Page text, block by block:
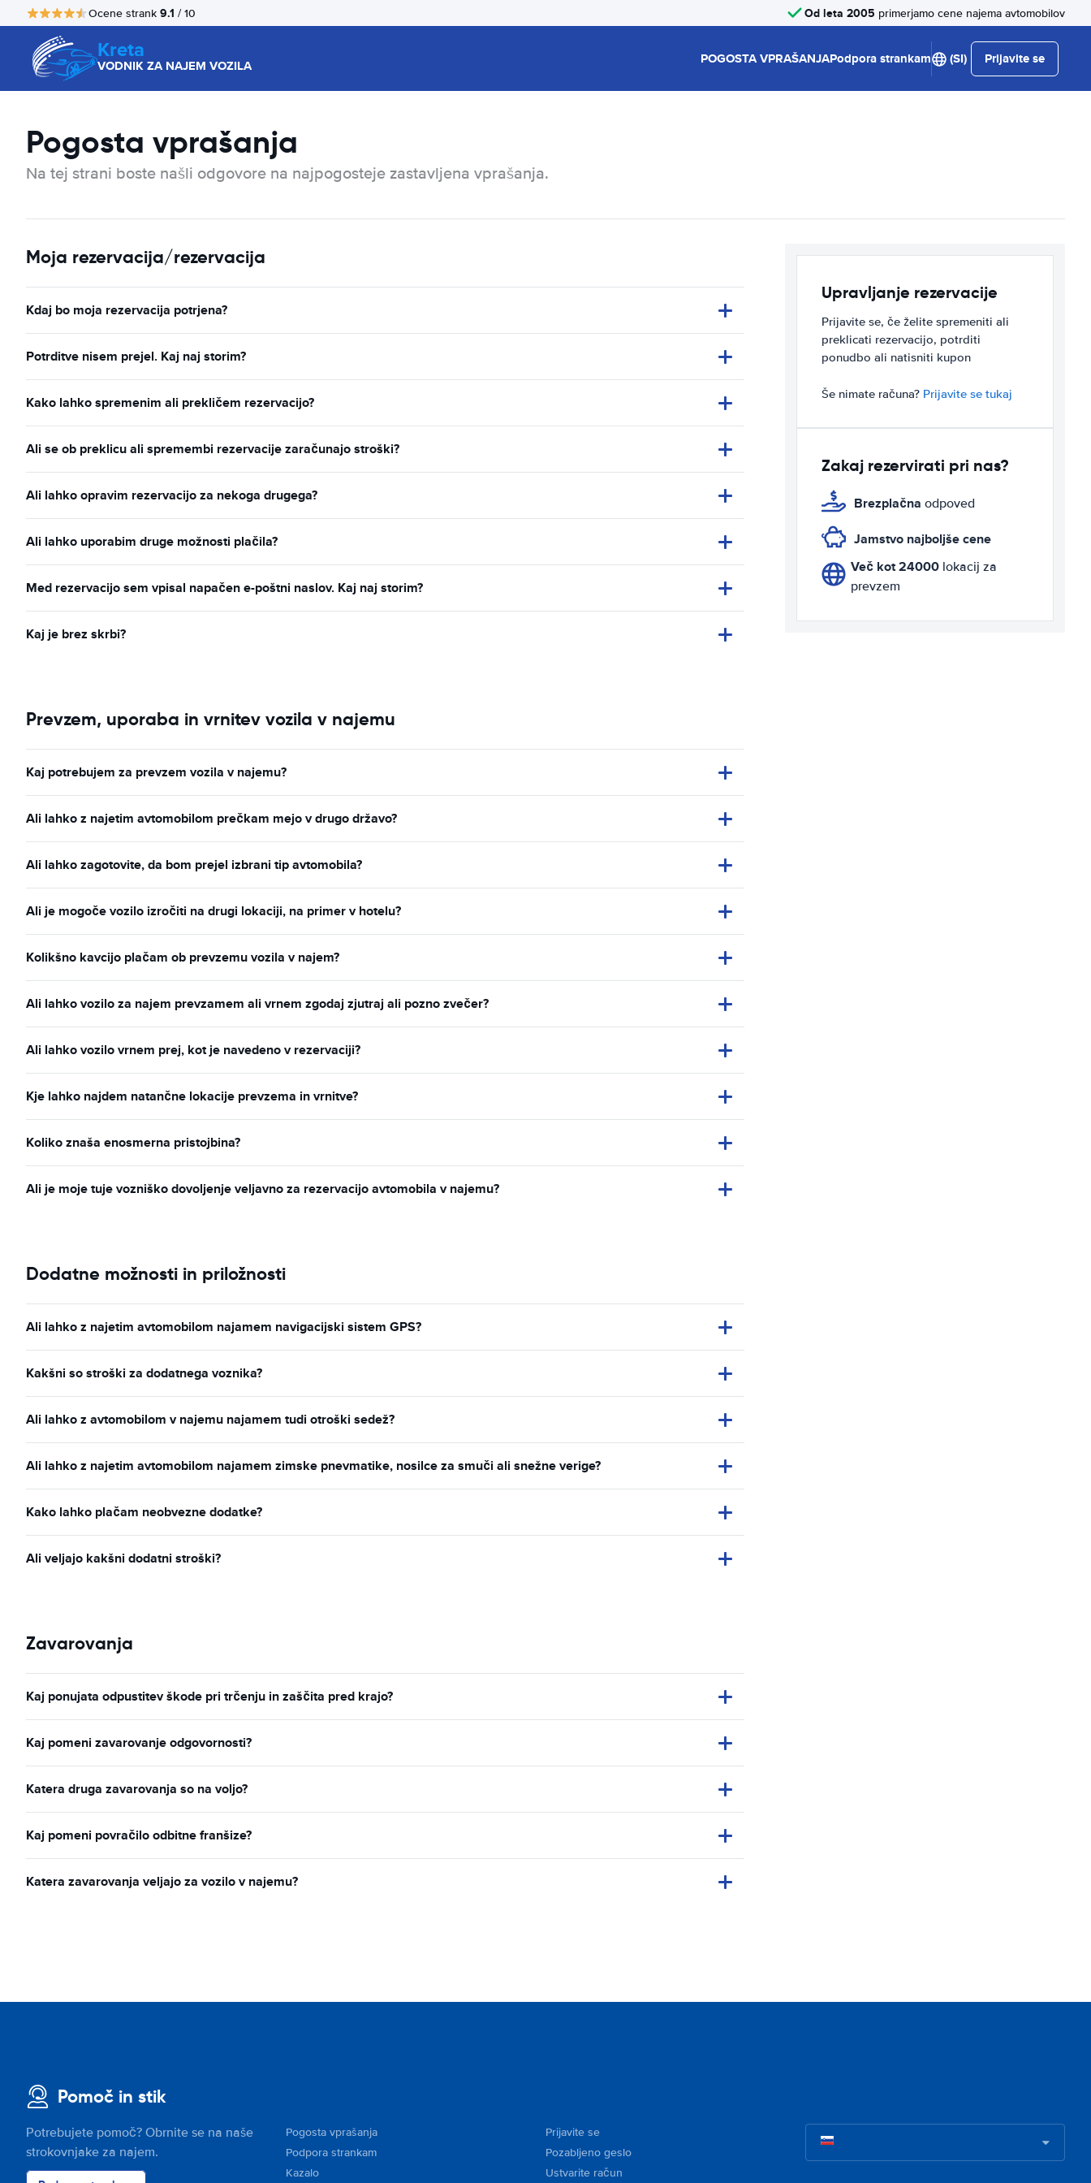
Ocene strank 9.1 / 10 Od leta 2005 primerjamo cene najema avtomobilov
Kreta
VODNIK ZA NAJEM VOZILA POGOSTA VPRAŠANJAPodpora strankam (SI) Prijavite se
Pogosta vprašanja
Na tej strani boste našli odgovore na najpogosteje zastavljena vprašanja.
Moja rezervacija/rezervacija
Kdaj bo moja rezervacija potrjena?
Potrditve nisem prejel. Kaj naj storim?
Kako lahko spremenim ali prekličem rezervacijo?
Ali se ob preklicu ali spremembi rezervacije zaračunajo stroški?
Ali lahko opravim rezervacijo za nekoga drugega?
Ali lahko uporabim druge možnosti plačila?
Med rezervacijo sem vpisal napačen e-poštni naslov. Kaj naj storim?
Kaj je brez skrbi?
Prevzem, uporaba in vrnitev vozila v najemu
Kaj potrebujem za prevzem vozila v najemu?
Ali lahko z najetim avtomobilom prečkam mejo v drugo državo?
Ali lahko zagotovite, da bom prejel izbrani tip avtomobila?
Ali je mogoče vozilo izročiti na drugi lokaciji, na primer v hotelu?
Kolikšno kavcijo plačam ob prevzemu vozila v najem?
Ali lahko vozilo za najem prevzamem ali vrnem zgodaj zjutraj ali pozno zvečer?
Ali lahko vozilo vrnem prej, kot je navedeno v rezervaciji?
Kje lahko najdem natančne lokacije prevzema in vrnitve?
Koliko znaša enosmerna pristojbina?
Ali je moje tuje vozniško dovoljenje veljavno za rezervacijo avtomobila v najemu?
Dodatne možnosti in priložnosti
Ali lahko z najetim avtomobilom najamem navigacijski sistem GPS?
Kakšni so stroški za dodatnega voznika?
Ali lahko z avtomobilom v najemu najamem tudi otroški sedež?
Ali lahko z najetim avtomobilom najamem zimske pnevmatike, nosilce za smuči ali snežne verige?
Kako lahko plačam neobvezne dodatke?
Ali veljajo kakšni dodatni stroški?
Zavarovanja
Kaj ponujata odpustitev škode pri trčenju in zaščita pred krajo?
Kaj pomeni zavarovanje odgovornosti?
Katera druga zavarovanja so na voljo?
Kaj pomeni povračilo odbitne franšize?
Katera zavarovanja veljajo za vozilo v najemu?
Upravljanje rezervacije
Prijavite se, če želite spremeniti ali
preklicati rezervacijo, potrditi
ponudbo ali natisniti kupon
Še nimate računa? Prijavite se tukaj
Zakaj rezervirati pri nas?
Brezplačna odpoved
Jamstvo najboljše cene
Več kot 24000lokacij za
prevzem
Pomoč in stik
Potrebujete pomoč? Obrnite se na naše
strokovnjake za najem.
Pogosta vprašanja
Podpora strankam
Kazalo
Prijavite se
Pozabljeno geslo
Ustvarite račun